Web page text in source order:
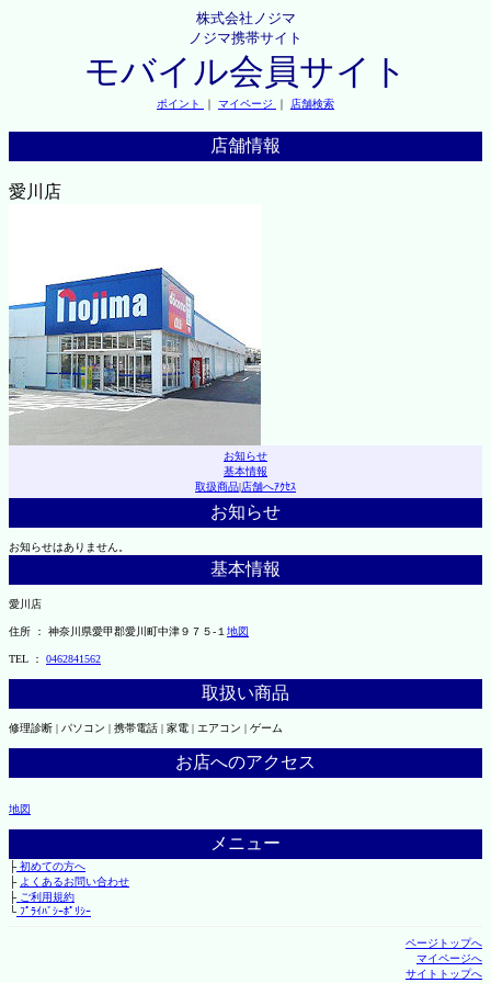
株式会社ノジマ
ノジマ携帯サイト
モバイル会員サイト
ポイント ｜ マイページ ｜ 店舗検索
店舗情報
愛川店
お知らせ
基本情報
取扱商品|店舗へｱｸｾｽ
お知らせ
お知らせはありません。
基本情報
愛川店
住所 ： 神奈川県愛甲郡愛川町中津９７５-１ 地図
TEL ： 0462841562
取扱い商品
修理診断 | パソコン | 携帯電話 | 家電 | エアコン | ゲーム
お店へのアクセス
地図
メニュー
├初めての方へ
├ よくあるお問い合わせ
├ご利用規約
└ﾌﾟﾗｲﾊﾞｼｰﾎﾟﾘｼｰ
ページトップへ
マイページへ
サイトトップへ